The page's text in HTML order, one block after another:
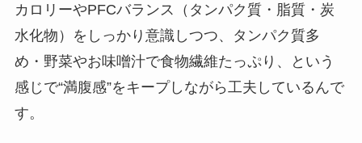
カロリーやPFCバランス（タンパク質・脂質・炭
水化物）をしっかり意識しつつ、タンパク質多
め・野菜やお味噌汁で食物繊維たっぷり、という
感じで“満腹感”をキープしながら工夫しているんで
す。